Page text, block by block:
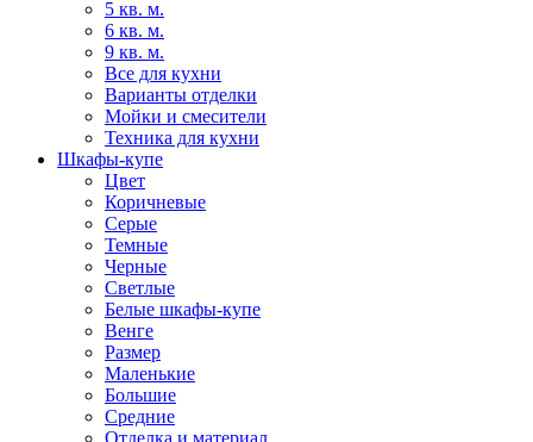
5 кв. м.
6 кв. м.
9 кв. м.
Все для кухни
Варианты отделки
Мойки и смесители
Техника для кухни
Шкафы-купе
Цвет
Коричневые
Серые
Темные
Черные
Светлые
Белые шкафы-купе
Венге
Размер
Маленькие
Большие
Средние
Отделка и материал